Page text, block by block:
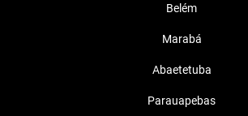
Belém
Marabá
Abaetetuba
Parauapebas